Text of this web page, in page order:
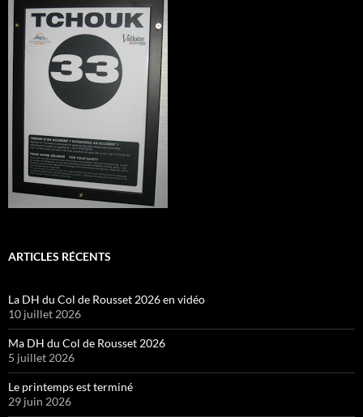
ARTICLES RÉCENTS
La DH du Col de Rousset 2026 en vidéo
10 juillet 2026
Ma DH du Col de Rousset 2026
5 juillet 2026
Le printemps est terminé
29 juin 2026